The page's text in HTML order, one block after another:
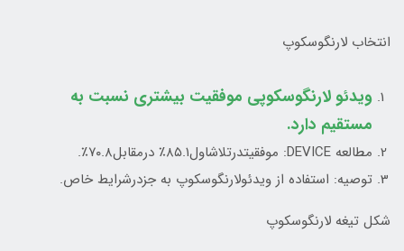
انتخاب لارنگوسکوپ
ویدئو لارنگوسکوپی موفقیت بیشتری نسبت به
مستقیم دارد.
مطالعه DEVICE: موفقیتدرتلاشاول۸۵.۱٪ درمقابل۷۰.۸٪.
توصیه: استفاده از ویدئولارنگوسکوپ به جزدرشرایط خاص.
شکل تیغه لارنگوسکوپ